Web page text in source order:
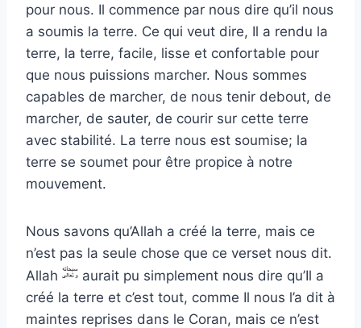
pour nous. Il commence par nous dire qu’il nous
a soumis la terre. Ce qui veut dire, Il a rendu la
terre, la terre, facile, lisse et confortable pour
que nous puissions marcher. Nous sommes
capables de marcher, de nous tenir debout, de
marcher, de sauter, de courir sur cette terre
avec stabilité. La terre nous est soumise; la
terre se soumet pour être propice à notre
mouvement.
Nous savons qu’Allah a créé la terre, mais ce
n’est pas la seule chose que ce verset nous dit.
Allah
aurait pu simplement nous dire qu’Il a
créé la terre et c’est tout, comme Il nous l’a dit à
maintes reprises dans le Coran, mais ce n’est